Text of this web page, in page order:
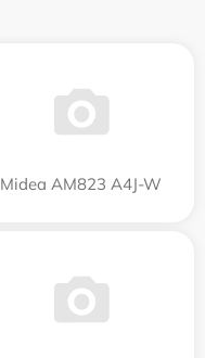
Midea AM823 A4J-W